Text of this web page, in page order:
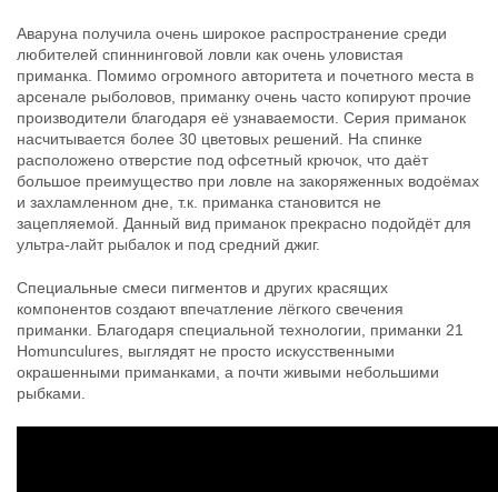
Силиконовые приманки Pontoon
21 Homunculures Awaruna 4.5″
цв.426
324₽
Длина приманки: 114 мм
Вес приманки:
10.7 г
Силиконовые приманки Pontoon
21 Homunculures Awaruna 4.5″
цв.401
324₽
Длина приманки: 114 мм
Вес приманки:
Аваруна получила очень широкое распространение среди
любителей спиннинговой ловли как очень уловистая
приманка. Помимо огромного авторитета и почетного места в
арсенале рыболовов, приманку очень часто копируют прочие
производители благодаря её узнаваемости. Серия приманок
насчитывается более 30 цветовых решений. На спинке
расположено отверстие под офсетный крючок, что даёт
большое преимущество при ловле на закоряженных водоёмах
и захламленном дне, т.к. приманка становится не
зацепляемой. Данный вид приманок прекрасно подойдёт для
ультра-лайт рыбалок и под средний джиг.
Специальные смеси пигментов и других красящих
компонентов создают впечатление лёгкого свечения
приманки. Благодаря специальной технологии, приманки 21
Homunculures, выглядят не просто искусственными
окрашенными приманками, а почти живыми небольшими
рыбками.